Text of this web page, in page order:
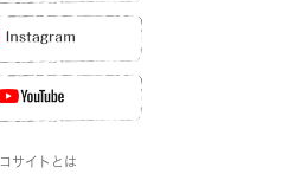
コサイトとは